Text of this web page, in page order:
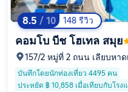
8.5 / 10 148 รีวิว
คอมโบ บีช โฮเทล สมุย
157/2 หมู่ที่ 2 ถนน เลียบหา
ผุด, จังหวัดสุราษฎร์ธานี,
บันทึกโดยนักท่องเที่ยว 4495 คน
ประหยัด ฿ 10,858 เมื่อเทียบกับโรง